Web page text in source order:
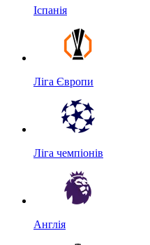
Іспанія
Ліга Європи
Ліга чемпіонів
Англія